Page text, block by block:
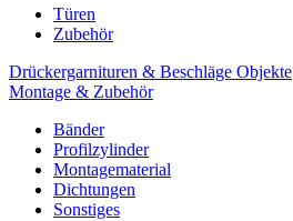
Türen
Zubehör
Drückergarnituren & Beschläge Objekte
Montage & Zubehör
Bänder
Profilzylinder
Montagematerial
Dichtungen
Sonstiges